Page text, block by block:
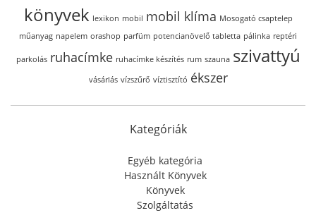
könyvek lexikon mobil mobil klíma Mosogató csaptelep
műanyag napelem orashop parfüm potencianövelő tabletta pálinka reptéri
parkolás ruhacímke ruhacímke készítés rum szauna szivattyú
vásárlás vízszűrő víztisztító ékszer
Kategóriák
Egyéb kategória
Használt Könyvek
Könyvek
Szolgáltatás